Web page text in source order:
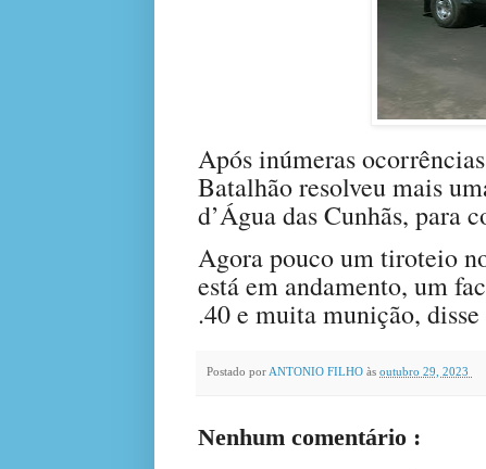
Após inúmeras
Batalhão resolveu mais
d’Água das Cunhãs, para
Agora pouco um tiroteio
está em andamento, um
.40 e muita munição,
Postado por ANTONIO FILHO às outubro 29, 2023
Nenhum comentário :